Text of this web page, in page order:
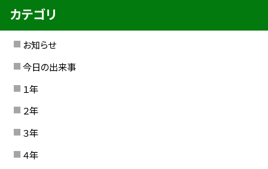
カテゴリ
お知らせ
今日の出来事
１年
２年
３年
４年